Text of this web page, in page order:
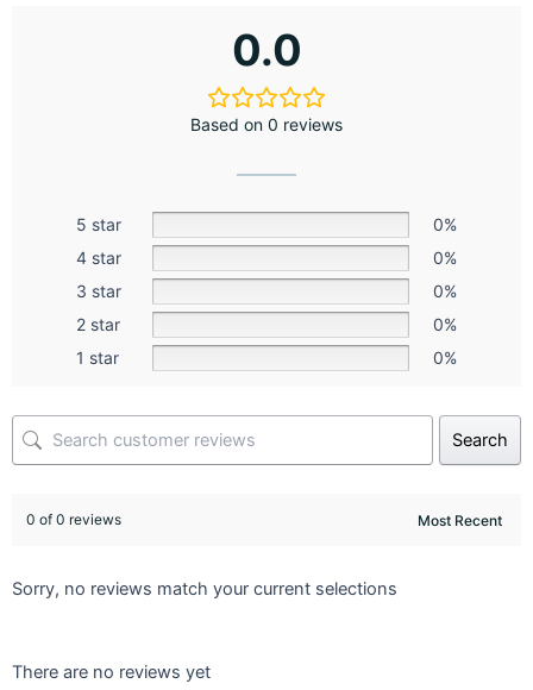
0.0
Based on 0 reviews
5 star
0%
4 star
0%
3 star
0%
2 star
0%
1 star
0%
Search
0 of 0 reviews
Sorry, no reviews match your current selections
There are no reviews yet